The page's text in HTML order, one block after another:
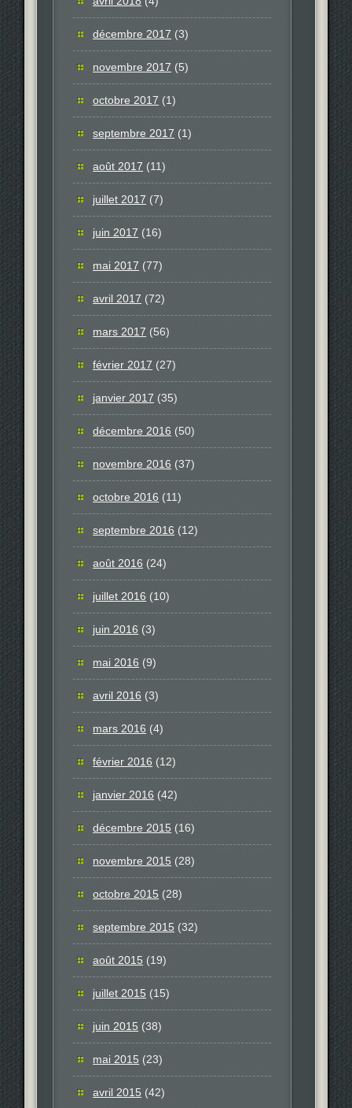
décembre 2017 (3)
novembre 2017 (5)
octobre 2017 (1)
septembre 2017 (1)
août 2017 (11)
juillet 2017 (7)
juin 2017 (16)
mai 2017 (77)
avril 2017 (72)
mars 2017 (56)
février 2017 (27)
janvier 2017 (35)
décembre 2016 (50)
novembre 2016 (37)
octobre 2016 (11)
septembre 2016 (12)
août 2016 (24)
juillet 2016 (10)
juin 2016 (3)
mai 2016 (9)
avril 2016 (3)
mars 2016 (4)
février 2016 (12)
janvier 2016 (42)
décembre 2015 (16)
novembre 2015 (28)
octobre 2015 (28)
septembre 2015 (32)
août 2015 (19)
juillet 2015 (15)
juin 2015 (38)
mai 2015 (23)
avril 2015 (42)